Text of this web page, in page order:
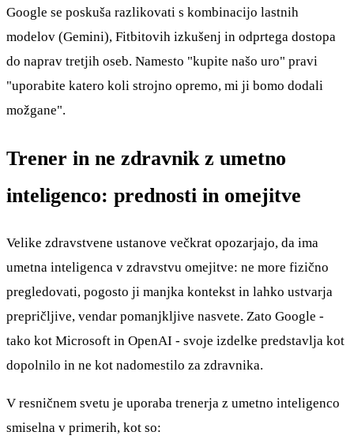
Google se poskuša razlikovati s kombinacijo lastnih
modelov (Gemini), Fitbitovih izkušenj in odprtega dostopa
do naprav tretjih oseb. Namesto "kupite našo uro" pravi
"uporabite katero koli strojno opremo, mi ji bomo dodali
možgane".
Trener in ne zdravnik z umetno
inteligenco: prednosti in omejitve
Velike zdravstvene ustanove večkrat opozarjajo, da ima
umetna inteligenca v zdravstvu omejitve: ne more fizično
pregledovati, pogosto ji manjka kontekst in lahko ustvarja
prepričljive, vendar pomanjkljive nasvete. Zato Google -
tako kot Microsoft in OpenAI - svoje izdelke predstavlja kot
dopolnilo in ne kot nadomestilo za zdravnika.
V resničnem svetu je uporaba trenerja z umetno inteligenco
smiselna v primerih, kot so: